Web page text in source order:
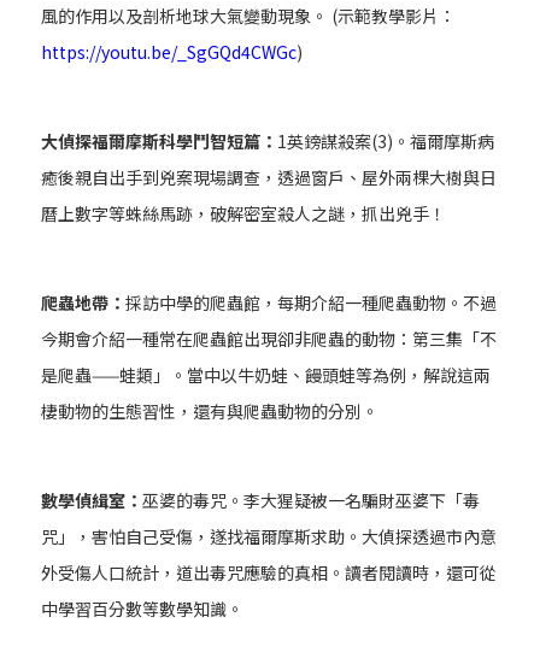
風的作用以及剖析地球大氣變動現象。 (示範教學影片：
https://youtu.be/_SgGQd4CWGc)
大偵探福爾摩斯科學鬥智短篇： 1英鎊謀殺案(3)。福爾摩斯病
癒後親自出手到兇案現場調查，透過窗戶、屋外兩棵大樹與日
曆上數字等蛛絲馬跡，破解密室殺人之謎，抓出兇手！
爬蟲地帶： 採訪中學的爬蟲館，每期介紹一種爬蟲動物。不過
今期會介紹一種常在爬蟲館出現卻非爬蟲的動物：第三集「不
是爬蟲——蛙類」。當中以牛奶蛙、饅頭蛙等為例，解說這兩
棲動物的生態習性，還有與爬蟲動物的分別。
數學偵緝室： 巫婆的毒咒。李大猩疑被一名騙財巫婆下「毒
咒」，害怕自己受傷，遂找福爾摩斯求助。大偵探透過市內意
外受傷人口統計，道出毒咒應驗的真相。讀者閱讀時，還可從
中學習百分數等數學知識。